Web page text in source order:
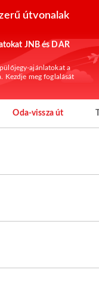
útvonalak
JNB és DAR
ajánlatokat a
Kezdje meg foglalását
Oda-vissza út